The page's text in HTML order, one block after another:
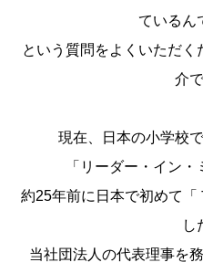
ているん
という質問をよくいただ
介
現在、日本の小学校
「リーダー・イン・
約25年前に日本で初めて
し
当社団法人の代表理事を